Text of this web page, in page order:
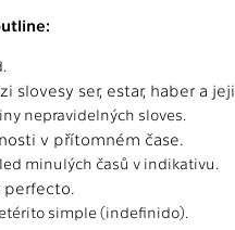
slovesy ser, estar, haber a
nepravidelných sloves.
v přítomném čase.
minulých časů v indikativu.
simple (indefinido).